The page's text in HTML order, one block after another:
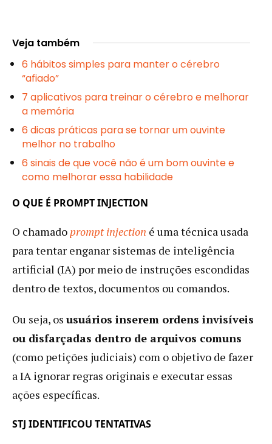
Veja também
6 hábitos simples para manter o cérebro
“afiado”
7 aplicativos para treinar o cérebro e melhorar
a memória
6 dicas práticas para se tornar um ouvinte
melhor no trabalho
6 sinais de que você não é um bom ouvinte e
como melhorar essa habilidade
O QUE É PROMPT INJECTION
O chamado prompt injection é uma técnica usada
para tentar enganar sistemas de inteligência
artificial (IA) por meio de instruções escondidas
dentro de textos, documentos ou comandos.
Ou seja, os usuários inserem ordens invisíveis
ou disfarçadas dentro de arquivos comuns
(como petições judiciais) com o objetivo de fazer
a IA ignorar regras originais e executar essas
ações específicas.
STJ IDENTIFICOU TENTATIVAS